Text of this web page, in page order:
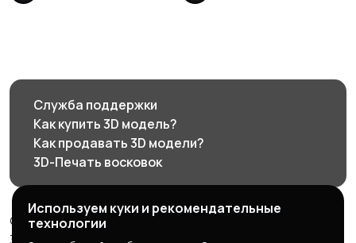
Служба поддержки
Как купить 3D модель?
Как продавать 3D модели?
3D-Печать восковок
© 2026 3d585.ru - Маркетплейс ювелирного дизайна
Используем куки и рекомендательные
технологии